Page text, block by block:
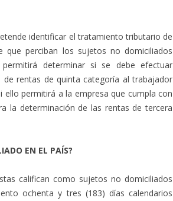
identificar el tratamiento tributario de
que perciban los sujetos no domiciliados
determinar si se debe efectuar
rentas de quinta categoría al trabajador
permitirá a la empresa que cumpla con
la determinación de las rentas de tercera
EN EL PAÍS?
califican como sujetos no domiciliados
ochenta y tres (183) días calendarios